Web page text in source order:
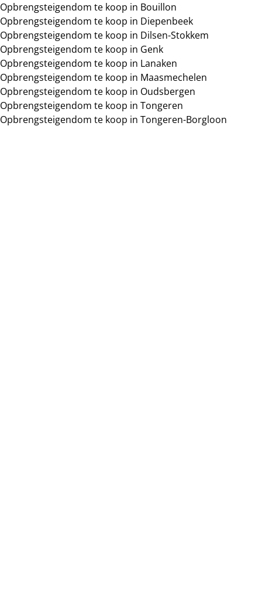
Max. budget
Zoeken
Opbrengsteigendom te koop in Bouillon
Opbrengsteigendom te koop in Diepenbeek
Opbrengsteigendom te koop in Dilsen-Stokkem
Opbrengsteigendom te koop in Genk
Opbrengsteigendom te koop in Lanaken
Opbrengsteigendom te koop in Maasmechelen
Opbrengsteigendom te koop in Oudsbergen
Opbrengsteigendom te koop in Tongeren
Opbrengsteigendom te koop in Tongeren-Borgloon